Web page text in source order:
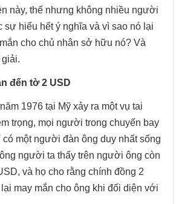
này, thế nhưng không nhiều người
sự hiểu hết ý nghĩa và vì sao nó lại
cho chủ nhân sở hữu nó? Và
đến tờ 2 USD
1976 tại Mỹ xảy ra một vụ tai
trọng, mọi người trong chuyến bay
có một người đàn ông duy nhất sống
người ta thấy trên người ông còn
và họ cho rằng chính đồng 2
may mắn cho ông khi đối diện với